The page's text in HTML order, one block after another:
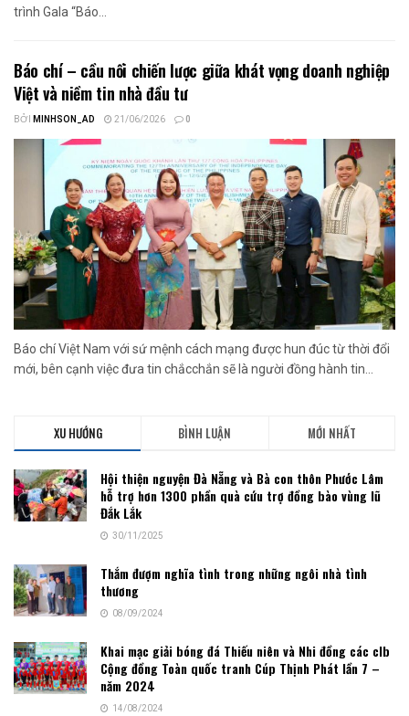
trình Gala “Báo...
Báo chí – cầu nối chiến lược giữa khát vọng doanh nghiệp
Việt và niềm tin nhà đầu tư
BỞI MINHSON_AD 21/06/2026 0
Báo chí Việt Nam với sứ mệnh cách mạng được hun đúc từ thời đổi
mới, bên cạnh việc đưa tin chắcchắn sẽ là người đồng hành tin...
XU HƯỚNG BÌNH LUẬN MỚI NHẤT
Hội thiện nguyện Đà Nẵng và Bà con thôn Phước Lâm
hỗ trợ hơn 1300 phần quà cứu trợ đồng bào vùng lũ
Đắk Lắk
30/11/2025
Thắm đượm nghĩa tình trong những ngôi nhà tình
thương
08/09/2024
Khai mạc giải bóng đá Thiếu niên và Nhi đồng các clb
Cộng đồng Toàn quốc tranh Cúp Thịnh Phát lần 7 –
năm 2024
14/08/2024